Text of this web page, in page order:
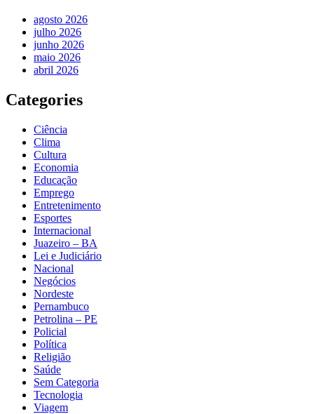
agosto 2026
julho 2026
junho 2026
maio 2026
abril 2026
Categories
Ciência
Clima
Cultura
Economia
Educação
Emprego
Entretenimento
Esportes
Internacional
Juazeiro – BA
Lei e Judiciário
Nacional
Negócios
Nordeste
Pernambuco
Petrolina – PE
Policial
Política
Religião
Saúde
Sem Categoria
Tecnologia
Viagem